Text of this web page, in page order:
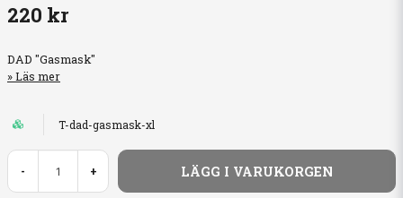
220 kr
DAD "Gasmask"
Läs mer
T-dad-gasmask-xl
- + LÄGG I VARUKORGEN